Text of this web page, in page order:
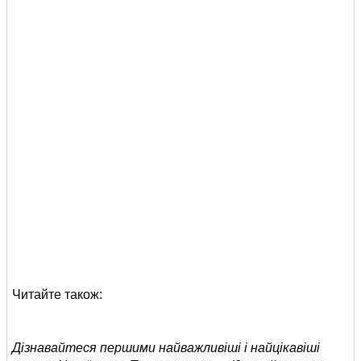
Читайте також:
Дізнавайтеся першими найважливіші і найцікавіші